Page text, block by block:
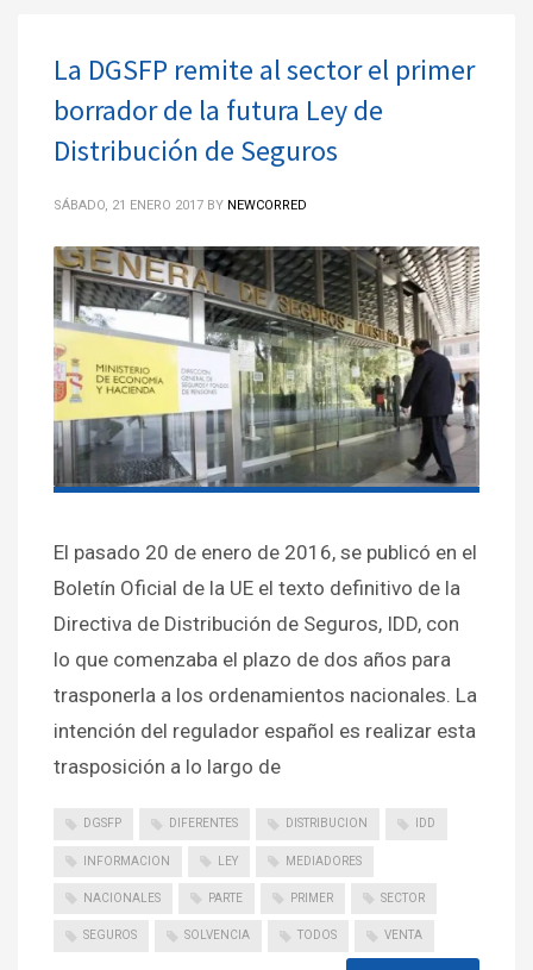
La DGSFP remite al sector el primer
borrador de la futura Ley de
Distribución de Seguros
SÁBADO, 21 ENERO 2017 BY NEWCORRED
El pasado 20 de enero de 2016, se publicó en el
Boletín Oficial de la UE el texto definitivo de la
Directiva de Distribución de Seguros, IDD, con
lo que comenzaba el plazo de dos años para
trasponerla a los ordenamientos nacionales. La
intención del regulador español es realizar esta
trasposición a lo largo de
DGSFP DIFERENTES DISTRIBUCION IDD
INFORMACION LEY MEDIADORES
NACIONALES PARTE PRIMER SECTOR
SEGUROS SOLVENCIA TODOS VENTA